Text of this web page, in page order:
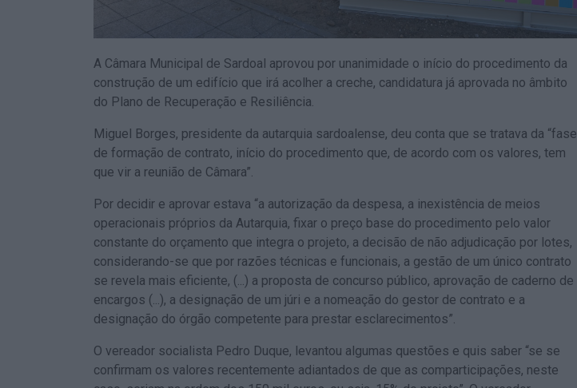
A Câmara Municipal de Sardoal aprovou por unanimidade o início do procedimento da
construção de um edifício que irá acolher a creche, candidatura já aprovada no âmbito
do Plano de Recuperação e Resiliência.
Miguel Borges, presidente da autarquia sardoalense, deu conta que se tratava da “fase
de formação de contrato, início do procedimento que, de acordo com os valores, tem
que vir a reunião de Câmara”.
Por decidir e aprovar estava “a autorização da despesa, a inexistência de meios
operacionais próprios da Autarquia, fixar o preço base do procedimento pelo valor
constante do orçamento que integra o projeto, a decisão de não adjudicação por lotes,
considerando-se que por razões técnicas e funcionais, a gestão de um único contrato
se revela mais eficiente, (...) a proposta de concurso público, aprovação de caderno de
encargos (...), a designação de um júri e a nomeação do gestor de contrato e a
designação do órgão competente para prestar esclarecimentos”.
O vereador socialista Pedro Duque, levantou algumas questões e quis saber “se se
confirmam os valores recentemente adiantados de que as comparticipações, neste